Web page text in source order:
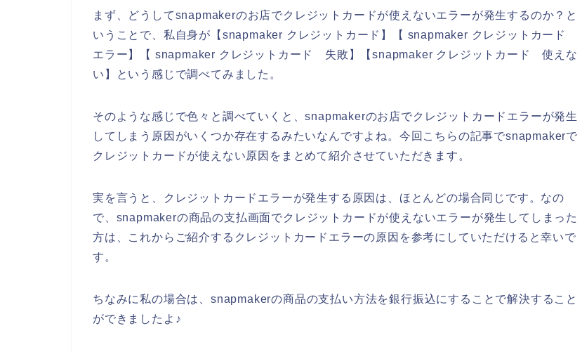
まず、どうしてsnapmakerのお店でクレジットカードが使えないエラーが発生するのか？と
いうことで、私自身が【snapmaker クレジットカード】【 snapmaker クレジットカード
エラー】【 snapmaker クレジットカード 失敗】【snapmaker クレジットカード 使えな
い】という感じで調べてみました。
そのような感じで色々と調べていくと、snapmakerのお店でクレジットカードエラーが発生
してしまう原因がいくつか存在するみたいなんですよね。今回こちらの記事でsnapmakerで
クレジットカードが使えない原因をまとめて紹介させていただきます。
実を言うと、クレジットカードエラーが発生する原因は、ほとんどの場合同じです。なの
で、snapmakerの商品の支払画面でクレジットカードが使えないエラーが発生してしまった
方は、これからご紹介するクレジットカードエラーの原因を参考にしていただけると幸いで
す。
ちなみに私の場合は、snapmakerの商品の支払い方法を銀行振込にすることで解決すること
ができましたよ♪